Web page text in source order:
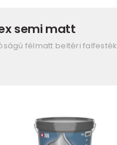
semi matt
félmatt beltéri falfesték